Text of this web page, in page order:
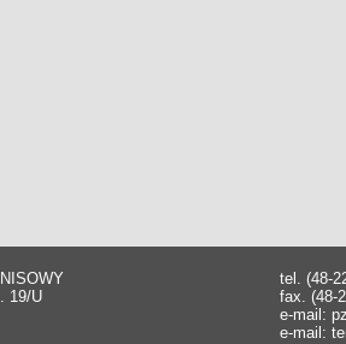
19/U
tel. (48-
fax. (48-
e-mail:
e-mail: